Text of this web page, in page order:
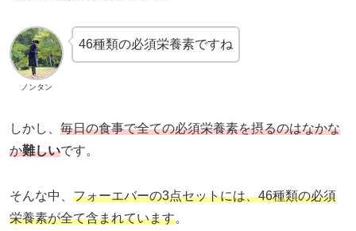
ノンタン
46種類の必須栄養素ですね
しかし、 毎日の食事で全ての必須栄養素を摂るのはなかな
か難しいです。
そんな中、 フォーエバーの3点セットには、46種類の必須
栄養素が全て含まれています。